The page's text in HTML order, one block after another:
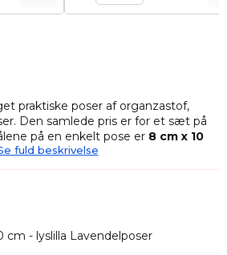
praktiske poser af organzastof,
Den samlede pris er for et sæt på
på en enkelt pose er 8 cm x 10
stofmed en meget luftig
ser sådan ud. Poser af organza er
valg, hvis du leder efter en måde
fuld beskrivelse